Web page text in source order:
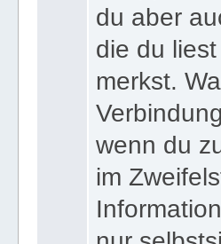
du aber
die du
merkst.
wenn du
im